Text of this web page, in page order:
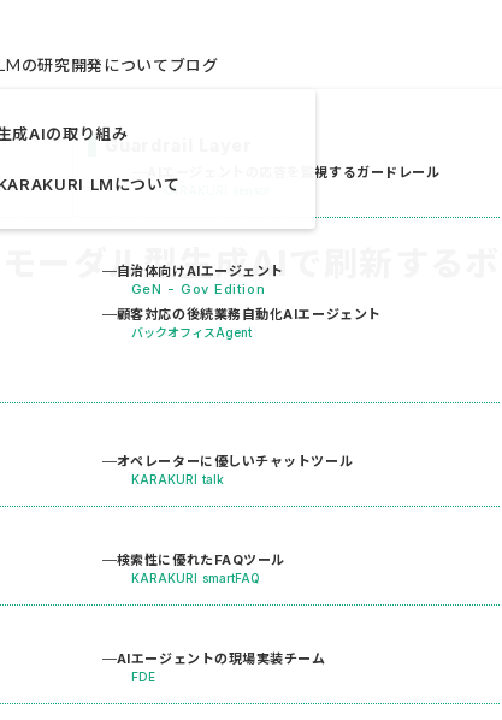
ーダル型生成AIで刷新する
Guardrail Layer
AIエージェントの応答を監視するガードレール
KARAKURI sensor
自治体向けAIエージェント
GeN - Gov Edition
顧客対応の後続業務自動化AIエージェント
バックオフィスAgent
オペレーターに優しいチャットツール
KARAKURI talk
検索性に優れたFAQツール
KARAKURI smartFAQ
AIエージェントの現場実装チーム
FDE
成AIの取り組み
LMについて
の研究開発についてブログ